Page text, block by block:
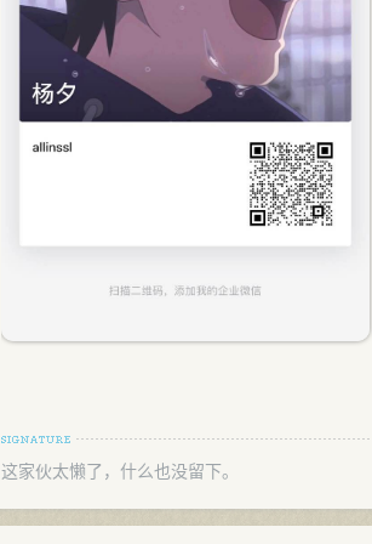
这家伙太懒了，什么也没留下。